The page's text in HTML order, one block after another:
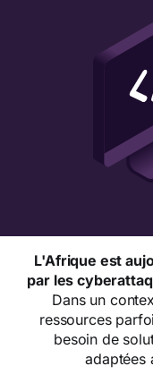
L'Afrique est
par les
Dans un
ressources
besoin de
adaptées